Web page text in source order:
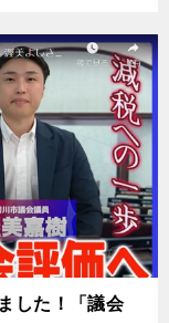
した！「議会